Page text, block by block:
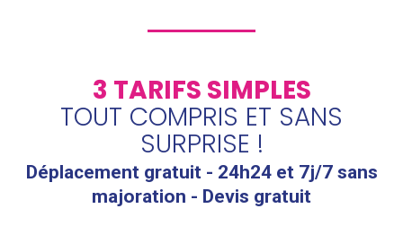
3 TARIFS SIMPLES
TOUT COMPRIS ET SANS
SURPRISE !
Déplacement gratuit - 24h24 et 7j/7 sans
majoration - Devis gratuit